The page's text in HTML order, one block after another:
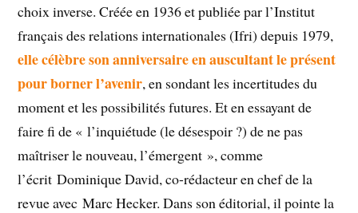
choix inverse. Créée en 1936 et publiée par l’Institut
français des relations internationales (Ifri) depuis 1979,
elle célèbre son anniversaire en auscultant le présent
pour borner l’avenir, en sondant les incertitudes du
moment et les possibilités futures. Et en essayant de
faire fi de « l’inquiétude (le désespoir ?) de ne pas
maîtriser le nouveau, l’émergent », comme
l’écrit Dominique David, co-rédacteur en chef de la
revue avec Marc Hecker. Dans son éditorial, il pointe la